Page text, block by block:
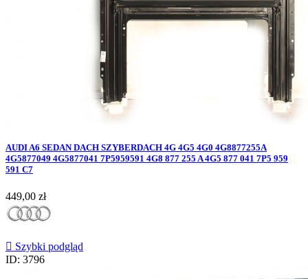
AUDI A6 SEDAN DACH SZYBERDACH 4G 4G5 4G0 4G8877255A
4G5877049 4G5877041 7P5959591 4G8 877 255 A 4G5 877 041 7P5 959
591 C7
Cena
449,00 zł
 Szybki podgląd
ID: 3796